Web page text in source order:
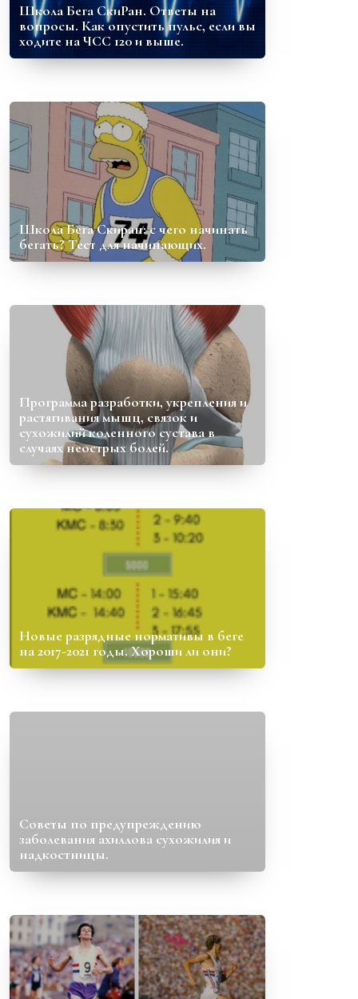
Школа Бега СкиРан. Ответы на
вопросы. Как опустить пульс, если вы
ходите на ЧСС 120 и выше.
Школа Бега Скиран: с чего начинать
бегать? Тест для начинающих.
Программа разработки, укрепления и
растягивания мышц, связок и
сухожилий коленного сустава в
случаях неострых болей.
Новые разрядные нормативы в беге
на 2017-2021 годы. Хороши ли они?
Советы по предупреждению
заболевания ахиллова сухожилия и
надкостницы.